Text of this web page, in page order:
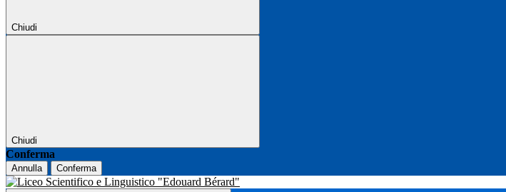
Chiudi
Chiudi
Conferma
Annulla Conferma